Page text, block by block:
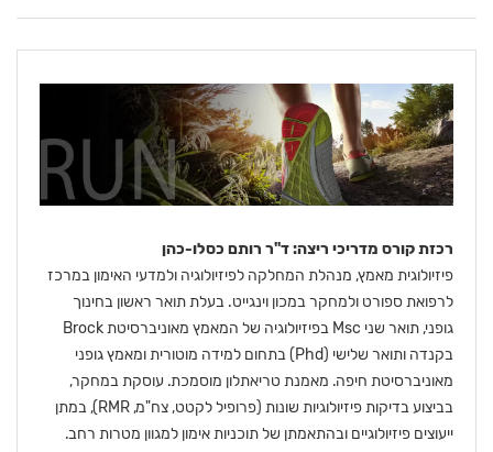
רכזת קורס מדריכי ריצה: ד"ר רותם כסלו-כהן
פיזיולוגית מאמץ, מנהלת המחלקה לפיזיולוגיה ולמדעי האימון במרכז
לרפואת ספורט ולמחקר במכון וינגייט. בעלת תואר ראשון בחינוך
גופני, תואר שני Msc בפיזיולוגיה של המאמץ מאוניברסיטת Brock
בקנדה ותואר שלישי (Phd) בתחום למידה מוטורית ומאמץ גופני
מאוניברסיטת חיפה. מאמנת טריאתלון מוסמכת. עוסקת במחקר,
בביצוע בדיקות פיזיולוגיות שונות (פרופיל לקטט, צח"מ, RMR), במתן
ייעוצים פיזיולוגיים ובהתאמתן של תוכניות אימון למגוון מטרות רחב.